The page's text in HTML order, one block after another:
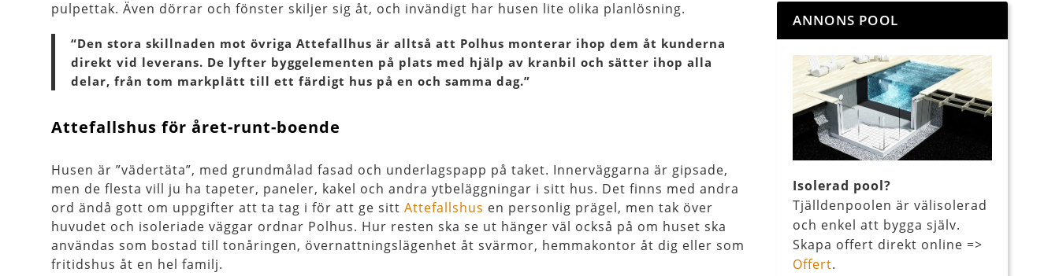
pulpettak. Även dörrar och fönster skiljer sig åt, och invändigt har husen lite olika planlösning.
“Den stora skillnaden mot övriga Attefallhus är alltså att Polhus monterar ihop dem åt kunderna
direkt vid leverans. De lyfter byggelementen på plats med hjälp av kranbil och sätter ihop alla
delar, från tom markplätt till ett färdigt hus på en och samma dag.”
Attefallshus för året-runt-boende
Husen är ”vädertäta”, med grundmålad fasad och underlagspapp på taket. Innerväggarna är gipsade,
men de flesta vill ju ha tapeter, paneler, kakel och andra ytbeläggningar i sitt hus. Det finns med andra
ord ändå gott om uppgifter att ta tag i för att ge sitt Attefallshus en personlig prägel, men tak över
huvudet och isoleriade väggar ordnar Polhus. Hur resten ska se ut hänger väl också på om huset ska
användas som bostad till tonåringen, övernattningslägenhet åt svärmor, hemmakontor åt dig eller som
fritidshus åt en hel familj.
ANNONS POOL
Isolerad pool?
Tjälldenpoolen är välisolerad
och enkel att bygga själv.
Skapa offert direkt online =>
Offert.